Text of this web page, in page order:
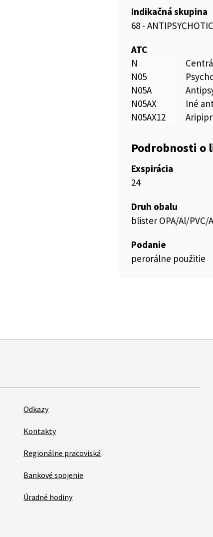
Indikačná skupina
68 -
ATC
N
N05
N05A
N05AX
Iné
N05AX12
Podrobnosti o
Exspirácia
24
Druh obalu
blister OPA/Al/PVC/
Podanie
perorálne použitie
Odkazy
Kontakty
Regionálne pracoviská
Bankové spojenie
Úradné hodiny